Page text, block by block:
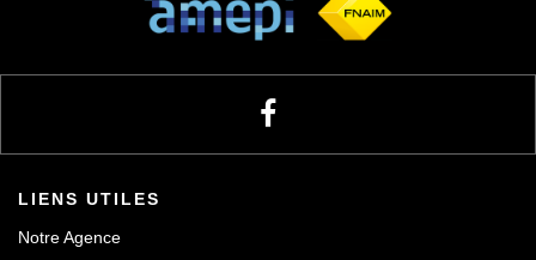
LIENS UTILES
Notre Agence